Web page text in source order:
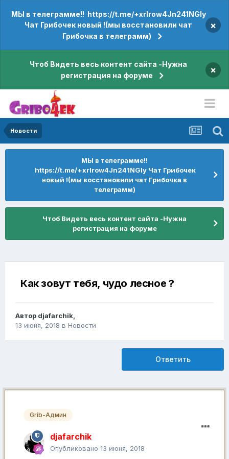
МЫ в телеграмме!! https://t.me/+xrIrow4Jn241NGIy
Чат Грибочек новый !(мы восстановили чат
Грибочка в телеграмм)
×
Чтоб Видеть весь контент сайта -Нужна
регистрация на форуме
×
Новости
МЫ в телеграмме!!
https://t.me/+xrIrow4Jn241NGIy Чат Грибочек
новый !(мы восстановили чат Грибочка в
телеграмм)
Чтоб Видеть весь контент сайта -Нужна
регистрация на форуме
Как зовут тебя, чудо лесное ?
Автор djafarchik,
13 июня, 2018 в Новости
Ответить
Grib-Админ
djafarchik
Опубликовано 13 июня, 2018